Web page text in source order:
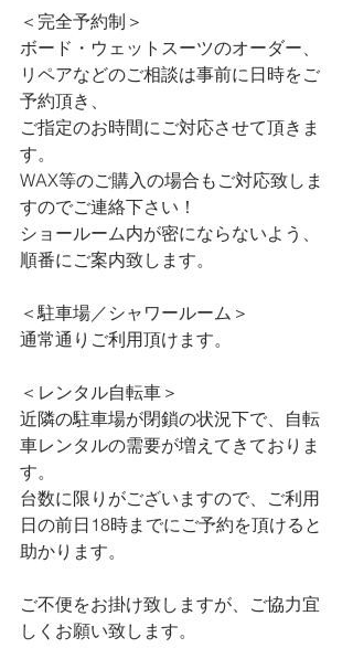
＜完全予約制＞
ボード・ウェットスーツのオーダー、
リペアなどのご相談は事前に日時をご
予約頂き、
ご指定のお時間にご対応させて頂きま
す。
WAX等のご購入の場合もご対応致しま
すのでご連絡下さい！
ショールーム内が密にならないよう、
順番にご案内致します。
＜駐車場／シャワールーム＞
通常通りご利用頂けます。
＜レンタル自転車＞
近隣の駐車場が閉鎖の状況下で、自転
車レンタルの需要が増えてきておりま
す。
台数に限りがございますので、ご利用
日の前日18時までにご予約を頂けると
助かります。
ご不便をお掛け致しますが、ご協力宜
しくお願い致します。